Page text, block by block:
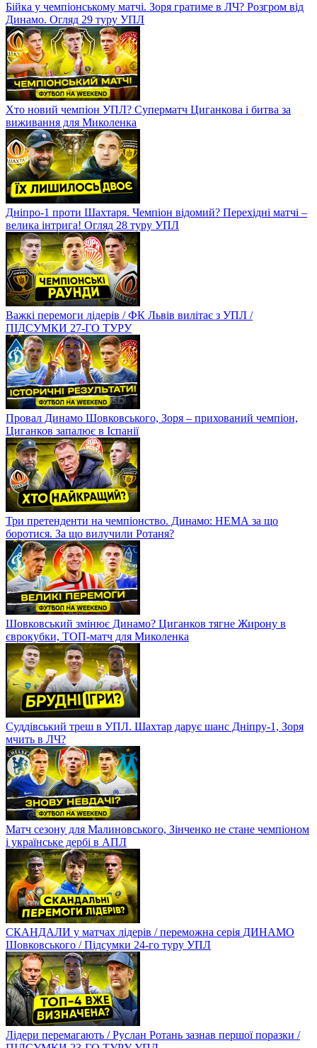
Бійка у чемпіонському матчі. Зоря гратиме в ЛЧ? Розгром від
Динамо. Огляд 29 туру УПЛ
Хто новий чемпіон УПЛ? Суперматч Циганкова і битва за
виживання для Миколенка
Дніпро-1 проти Шахтаря. Чемпіон відомий? Перехідні матчі –
велика інтрига! Огляд 28 туру УПЛ
Важкі перемоги лідерів / ФК Львів вилітає з УПЛ /
ПІДСУМКИ 27-ГО ТУРУ
Провал Динамо Шовковського, Зоря – прихований чемпіон,
Циганков запалює в Іспанії
Три претенденти на чемпіонство. Динамо: НЕМА за що
боротися. За що вилучили Ротаня?
Шовковський змінює Динамо? Циганков тягне Жирону в
єврокубки, ТОП-матч для Миколенка
Суддівський треш в УПЛ. Шахтар дарує шанс Дніпру-1, Зоря
мчить в ЛЧ?
Матч сезону для Малиновського, Зінченко не стане чемпіоном
і українське дербі в АПЛ
СКАНДАЛИ у матчах лідерів / переможна серія ДИНАМО
Шовковського / Підсумки 24-го туру УПЛ
Лідери перемагають / Руслан Ротань зазнав першої поразки /